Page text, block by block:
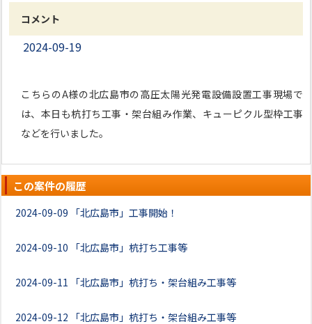
コメント
2024-09-19
こちらのA様の北広島市の高圧太陽光発電設備設置工事現場で
は、本日も杭打ち工事・架台組み作業、キューピクル型枠工事
などを行いました。
この案件の履歴
2024-09-09 「北広島市」工事開始！
2024-09-10 「北広島市」杭打ち工事等
2024-09-11 「北広島市」杭打ち・架台組み工事等
2024-09-12 「北広島市」杭打ち・架台組み工事等